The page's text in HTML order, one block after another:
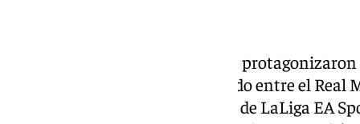
Kylian Mbappé y Álvaro Arbeloa
pública horas después del partido entre el Real
correspondiente a la jornada 36 de LaLiga EA